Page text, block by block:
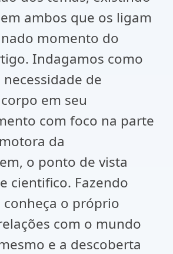
ambos que os ligam
momento do
Indagamos como
de
em seu
com foco na parte
da
o ponto de vista
cientifico. Fazendo
conheça o próprio
com o mundo
e a descoberta